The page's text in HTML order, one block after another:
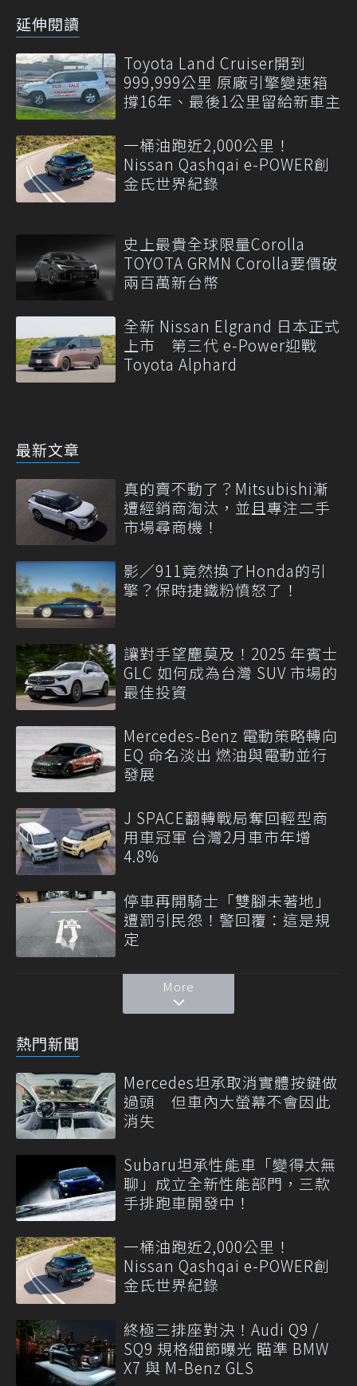
延伸閱讀
Toyota Land Cruiser開到
999,999公里 原廠引擎變速箱
撐16年、最後1公里留給新車主
一桶油跑近2,000公里！
Nissan Qashqai e-POWER創
金氏世界紀錄
史上最貴全球限量Corolla
TOYOTA GRMN Corolla要價破
兩百萬新台幣
全新 Nissan Elgrand 日本正式
上市 第三代 e-Power迎戰
Toyota Alphard
最新文章
真的賣不動了？Mitsubishi漸
遭經銷商淘汰，並且專注二手
市場尋商機！
影／911竟然換了Honda的引
擎？保時捷鐵粉憤怒了！
讓對手望塵莫及！2025 年賓士
GLC 如何成為台灣 SUV 市場的
最佳投資
Mercedes-Benz 電動策略轉向
EQ 命名淡出 燃油與電動並行
發展
J SPACE翻轉戰局奪回輕型商
用車冠軍 台灣2月車市年增
4.8%
停車再開騎士「雙腳未著地」
遭罰引民怨！警回覆：這是規
定
More
熱門新聞
Mercedes坦承取消實體按鍵做
過頭 但車內大螢幕不會因此
消失
Subaru坦承性能車「變得太無
聊」成立全新性能部門，三款
手排跑車開發中！
一桶油跑近2,000公里！
Nissan Qashqai e-POWER創
金氏世界紀錄
終極三排座對決！Audi Q9 /
SQ9 規格細節曝光 瞄準 BMW
X7 與 M-Benz GLS